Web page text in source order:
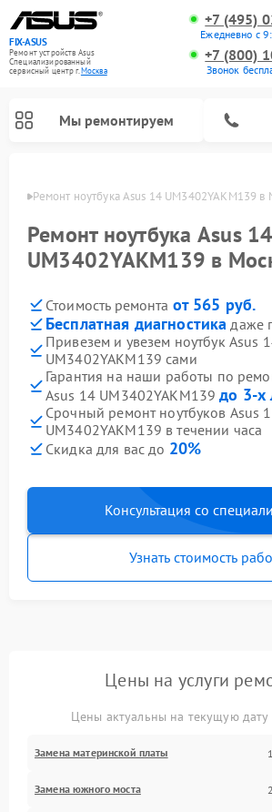
FIX-ASUS
Ремонт устройств Asus
Специализированный
cервисный центр г.Москва
+7 (495)
Ежедневно с
+7 (800)
Звонок
Мы ремонтируем
Ремонт ноутбука Asus 14 UM3402YAKM139 в
Ремонт ноутбука Asus 14
UM3402YAKM139 в
Стоимость ремонта от 565 руб.
Бесплатная диагностика даже
Привезем и увезем ноутбук Asus
UM3402YAKM139 сами
Гарантия на наши работы по
Asus 14 UM3402YAKM139до 3-х
Срочный ремонт ноутбуков Asus
UM3402YAKM139 в течении часа
Скидка для вас до 20%
Консультация со
Узнать стоимость
Цены на услуги
Цены актуальны на текущую
Замена материнской платы
Замена южного моста